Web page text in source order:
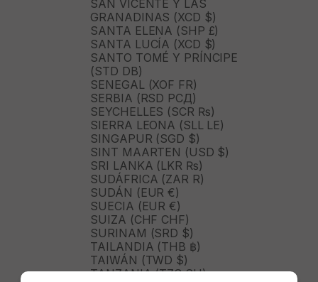
SAN VICENTE Y LAS
GRANADINAS (XCD $)
SANTA ELENA (SHP £)
SANTA LUCÍA (XCD $)
SANTO TOMÉ Y PRÍNCIPE
(STD DB)
SENEGAL (XOF FR)
SERBIA (RSD РСД)
SEYCHELLES (SCR ₨)
SIERRA LEONA (SLL LE)
SINGAPUR (SGD $)
SINT MAARTEN (USD $)
SRI LANKA (LKR ₨)
SUDÁFRICA (ZAR R)
SUDÁN (EUR €)
SUECIA (EUR €)
SUIZA (CHF CHF)
SURINAM (SRD $)
TAILANDIA (THB ฿)
TAIWÁN (TWD $)
TANZANIA (TZS SH)